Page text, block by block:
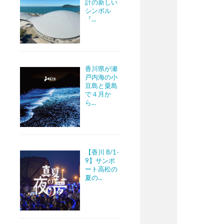
計の新しい
シンボル
『...
香川県が瀬
戸内海の小
豆島と粟島
で４月か
ら...
【香川 8/1-
9】サンポ
ート高松の
夏の...